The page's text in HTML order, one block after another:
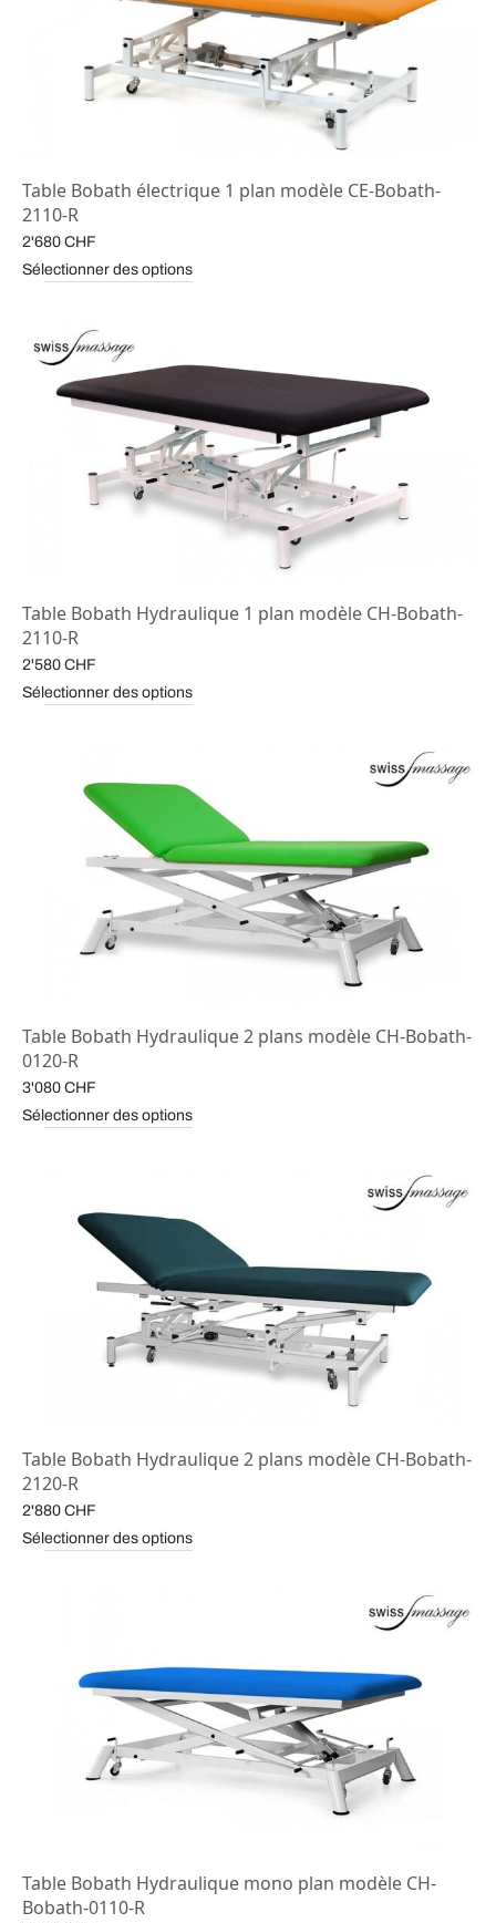
Table Bobath électrique 1 plan modèle CE-Bobath-
2110-R
2'680 CHF
Sélectionner des options
Table Bobath Hydraulique 1 plan modèle CH-Bobath-
2110-R
2'580 CHF
Sélectionner des options
Table Bobath Hydraulique 2 plans modèle CH-Bobath-
0120-R
3'080 CHF
Sélectionner des options
Table Bobath Hydraulique 2 plans modèle CH-Bobath-
2120-R
2'880 CHF
Sélectionner des options
Table Bobath Hydraulique mono plan modèle CH-
Bobath-0110-R